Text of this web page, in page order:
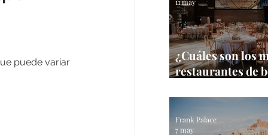
puede variar
¿Cuáles son los
restaurantes de
Frank Palace
7 may